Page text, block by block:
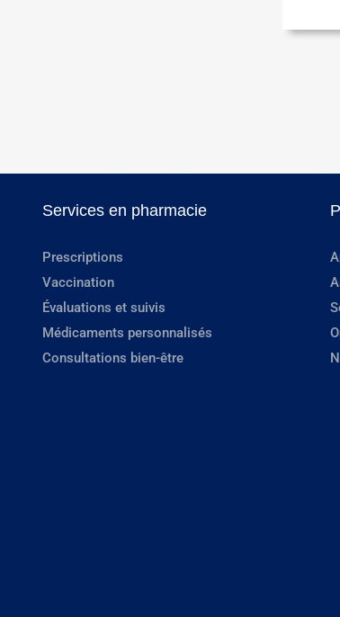
Services en pharmacie
Prescriptions
Vaccination
Évaluations et suivis
Médicaments personnalisés
Consultations bien-être